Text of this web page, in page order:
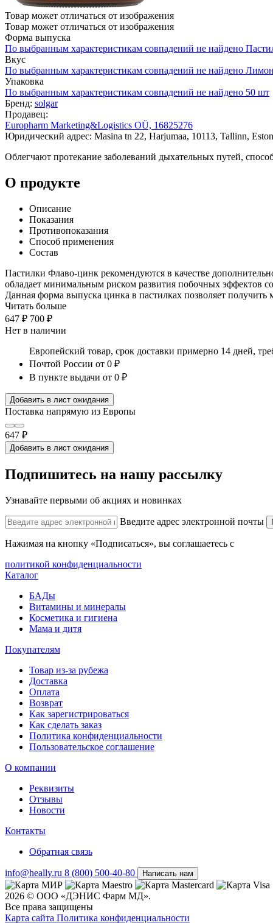
Товар может отличаться от изображения
Товар может отличаться от изображения
Форма выпуска
По выбранным характеристикам совпадений не найдено
Вкус
По выбранным характеристикам совпадений не найдено Лимон
Упаковка
По выбранным характеристикам совпадений не найдено 50 шт
Бренд: solgar
Продавец:
Europharm Marketing&Logistics OÜ, 16825276
Юридический адрес: Masina tn 22, Harjumaa, 10113, Tallinn,
Облегчают протекание заболеваний дыхательных путей,
О продукте
Описание
Показания
Противопоказания
Способ применения
Состав
Пастилки Флаво-цинк рекомендуются в качестве
обладает минимальным риском развития побочных эффектов
Данная форма выпуска цинка в пастилках позволяет
Читать больше
647 ₽ 700 ₽
Нет в наличии
Европейский товар, срок доставки примерно 14 дней,
Почтой России от 0 ₽
В пункте выдачи от 0 ₽
Добавить в лист ожидания
Поставка напрямую из Европы
647 ₽
Добавить в лист ожидания
Подпишитесь на нашу рассылку
Узнавайте первыми об акциях и новинках
Введите адрес электронной почты
Нажимая на кнопку «Подписаться», вы соглашаетесь с
политикой конфиденциальности
Каталог
БАДы
Витамины и минералы
Косметика и гигиена
Мама и дитя
Покупателям
Товар из-за рубежа
Доставка
Оплата
Возврат
Как зарегистрироваться
Как сделать заказ
Политика конфиденциальности
Пользовательское соглашение
О компании
Реквизиты
Отзывы
Новости
Контакты
Обратная связь
info@heally.ru 8 (800) 500-40-80 Написать нам
2026 © ООО «ДЭНИС Фарм МД».
Все права защищены
Карта сайта Политика конфиден­циальности